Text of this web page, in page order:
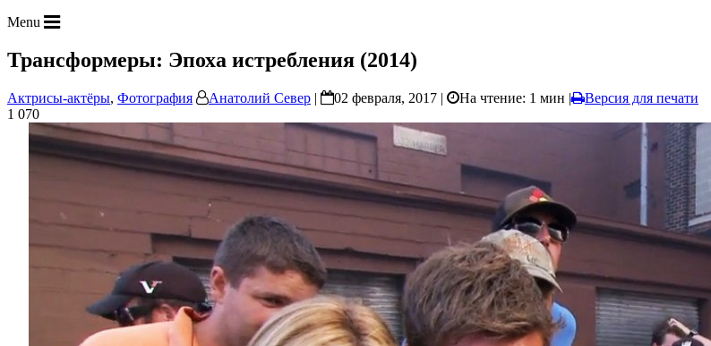
Menu
Трансформеры: Эпоха истребления (2014)
Актрисы-актёры, Фотография Анатолий Север | 02 февраля, 2017 | На чтение: 1 мин |
Версия для печати
1 070